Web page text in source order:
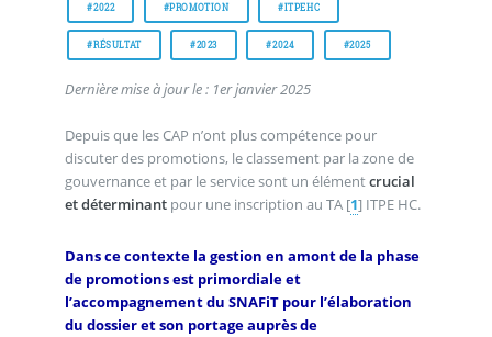
#2022 #PROMOTION #ITPEHC
#RÉSULTAT #2023 #2024 #2025
Dernière mise à jour le : 1er janvier 2025
Depuis que les CAP n’ont plus compétence pour
discuter des promotions, le classement par la zone de
gouvernance et par le service sont un élémentcrucial
et déterminant pour une inscription au TA[1]ITPE HC.
Dans ce contexte la gestion en amont de la phase
de promotions est primordiale et
l’accompagnement du SNAFiT pour l’élaboration
du dossier et son portage auprès de